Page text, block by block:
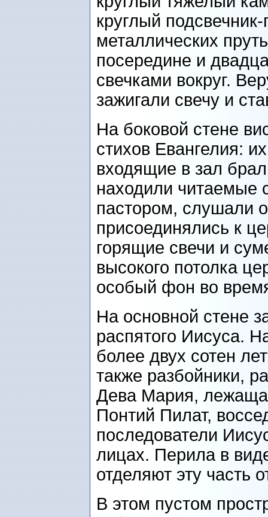
круглый
металлических
посередине и
свечками вокруг.
зажигали свечу и
На боковой стене
стихов Евангелия:
входящие в зал
находили читаемые
пастором, слушали
присоединялись к
горящие свечи и
высокого потолка
особый фон во
На основной стене
распятого Иисуса.
более двух сотен
также разбойники,
Дева Мария,
Понтий Пилат,
последователи
лицах. Перила в
отделяют эту часть
В этом пустом